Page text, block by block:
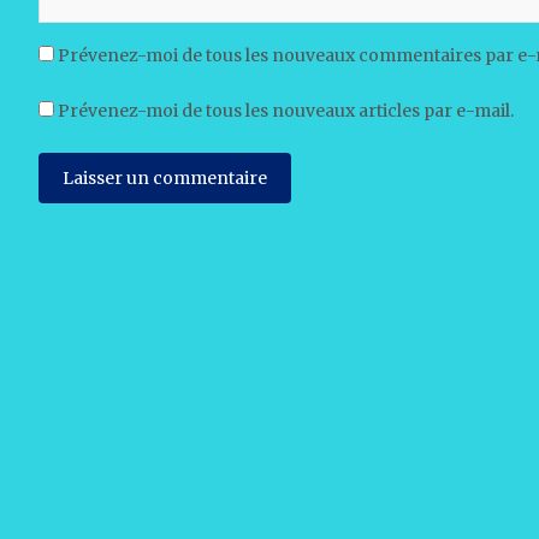
Prévenez-moi de tous les nouveaux commentaires par
Prévenez-moi de tous les nouveaux articles par e-mail.